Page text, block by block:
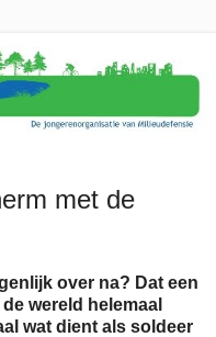
met de
over na? Dat een
wereld helemaal
wat dient als soldeer